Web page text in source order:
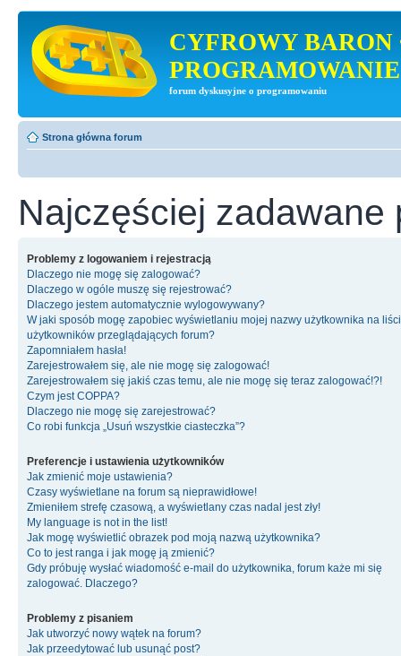
CYFROWY BARON
PROGRAMOWANIE
forum dyskusyjne o programowaniu
Strona główna forum
Najczęściej zadawane
Problemy z logowaniem i rejestracją
Dlaczego nie mogę się zalogować?
Dlaczego w ogóle muszę się rejestrować?
Dlaczego jestem automatycznie wylogowywany?
W jaki sposób mogę zapobiec wyświetlaniu mojej nazwy użytkownika na
użytkowników przeglądających forum?
Zapomniałem hasła!
Zarejestrowałem się, ale nie mogę się zalogować!
Zarejestrowałem się jakiś czas temu, ale nie mogę się teraz zalogować!?!
Czym jest COPPA?
Dlaczego nie mogę się zarejestrować?
Co robi funkcja „Usuń wszystkie ciasteczka”?
Preferencje i ustawienia użytkowników
Jak zmienić moje ustawienia?
Czasy wyświetlane na forum są nieprawidłowe!
Zmieniłem strefę czasową, a wyświetlany czas nadal jest zły!
My language is not in the list!
Jak mogę wyświetlić obrazek pod moją nazwą użytkownika?
Co to jest ranga i jak mogę ją zmienić?
Gdy próbuję wysłać wiadomość e-mail do użytkownika, forum każe mi się
zalogować. Dlaczego?
Problemy z pisaniem
Jak utworzyć nowy wątek na forum?
Jak przeedytować lub usunąć post?